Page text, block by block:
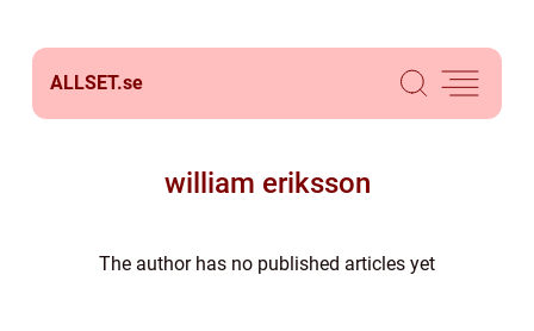
ALLSET.se
william eriksson
The author has no published articles yet